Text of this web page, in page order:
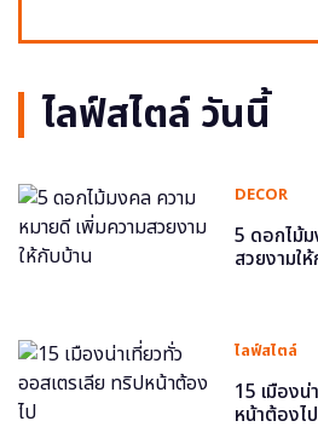
ไลฟ์สไตล์ วันนี้
DECOR
5 ดอกไม้
สวยงามใ
ไลฟ์สไตล์
15 เมืองน่
หน้าต้องไป